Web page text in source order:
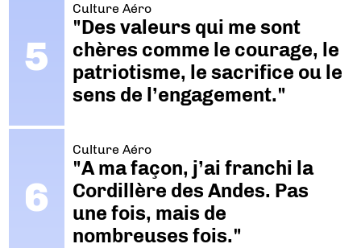
Culture Aéro
"Des valeurs qui me sont
chères comme le courage, le
patriotisme, le sacrifice ou le
sens de l’engagement."
Culture Aéro
"A ma façon, j’ai franchi la
Cordillère des Andes. Pas
une fois, mais de
nombreuses fois."